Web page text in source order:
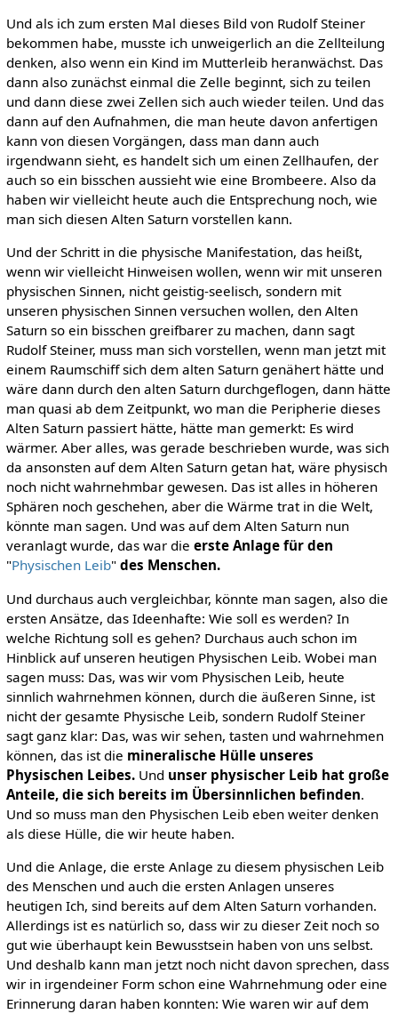
Und als ich zum ersten Mal dieses Bild von Rudolf Steiner
bekommen habe, musste ich unweigerlich an die Zellteilung
denken, also wenn ein Kind im Mutterleib heranwächst. Das
dann also zunächst einmal die Zelle beginnt, sich zu teilen
und dann diese zwei Zellen sich auch wieder teilen. Und das
dann auf den Aufnahmen, die man heute davon anfertigen
kann von diesen Vorgängen, dass man dann auch
irgendwann sieht, es handelt sich um einen Zellhaufen, der
auch so ein bisschen aussieht wie eine Brombeere. Also da
haben wir vielleicht heute auch die Entsprechung noch, wie
man sich diesen Alten Saturn vorstellen kann.
Und der Schritt in die physische Manifestation, das heißt,
wenn wir vielleicht Hinweisen wollen, wenn wir mit unseren
physischen Sinnen, nicht geistig-seelisch, sondern mit
unseren physischen Sinnen versuchen wollen, den Alten
Saturn so ein bisschen greifbarer zu machen, dann sagt
Rudolf Steiner, muss man sich vorstellen, wenn man jetzt mit
einem Raumschiff sich dem alten Saturn genähert hätte und
wäre dann durch den alten Saturn durchgeflogen, dann hätte
man quasi ab dem Zeitpunkt, wo man die Peripherie dieses
Alten Saturn passiert hätte, hätte man gemerkt: Es wird
wärmer. Aber alles, was gerade beschrieben wurde, was sich
da ansonsten auf dem Alten Saturn getan hat, wäre physisch
noch nicht wahrnehmbar gewesen. Das ist alles in höheren
Sphären noch geschehen, aber die Wärme trat in die Welt,
könnte man sagen. Und was auf dem Alten Saturn nun
veranlagt wurde, das war die erste Anlage für den
"Physischen Leib" des Menschen.
Und durchaus auch vergleichbar, könnte man sagen, also die
ersten Ansätze, das Ideenhafte: Wie soll es werden? In
welche Richtung soll es gehen? Durchaus auch schon im
Hinblick auf unseren heutigen Physischen Leib. Wobei man
sagen muss: Das, was wir vom Physischen Leib, heute
sinnlich wahrnehmen können, durch die äußeren Sinne, ist
nicht der gesamte Physische Leib, sondern Rudolf Steiner
sagt ganz klar: Das, was wir sehen, tasten und wahrnehmen
können, das ist die mineralische Hülle unseres
Physischen Leibes.Und unser physischer Leib hat große
Anteile, die sich bereits im Übersinnlichen befinden.
Und so muss man den Physischen Leib eben weiter denken
als diese Hülle, die wir heute haben.
Und die Anlage, die erste Anlage zu diesem physischen Leib
des Menschen und auch die ersten Anlagen unseres
heutigen Ich, sind bereits auf dem Alten Saturn vorhanden.
Allerdings ist es natürlich so, dass wir zu dieser Zeit noch so
gut wie überhaupt kein Bewusstsein haben von uns selbst.
Und deshalb kann man jetzt noch nicht davon sprechen, dass
wir in irgendeiner Form schon eine Wahrnehmung oder eine
Erinnerung daran haben konnten: Wie waren wir auf dem